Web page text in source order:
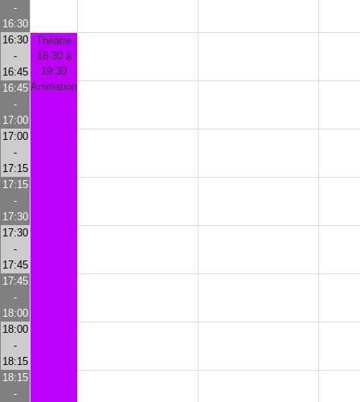
-
16:30
16:30
-
16:45
Théâtre
16:30 à
19:30
Animation
16:45
-
17:00
17:00
-
17:15
17:15
-
17:30
17:30
-
17:45
17:45
-
18:00
18:00
-
18:15
18:15
-